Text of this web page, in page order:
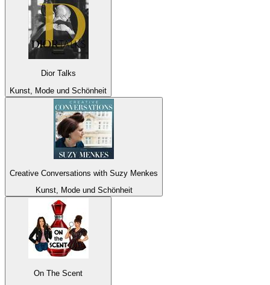
Dior Talks
Kunst, Mode und Schönheit
Creative Conversations with Suzy Menkes
Kunst, Mode und Schönheit
On The Scent